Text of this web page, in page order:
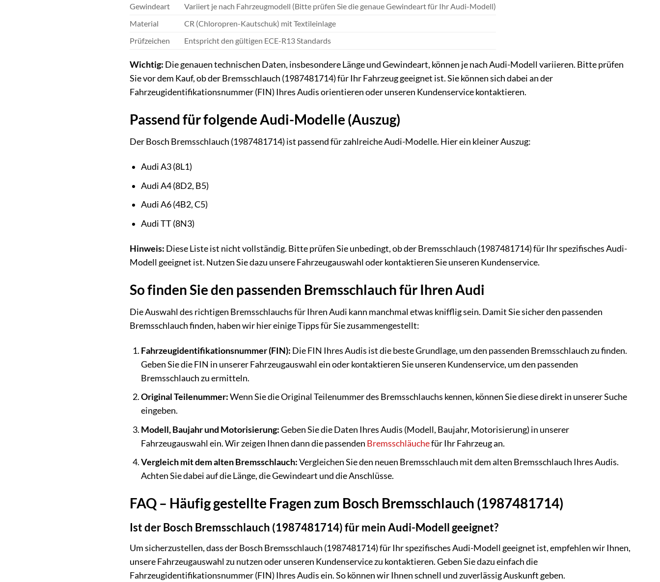
Gewindeart
Variiert je nach Fahrzeugmodell (Bitte prüfen Sie die genaue Gewindeart für Ihr Audi-Modell)
Material
CR (Chloropren-Kautschuk) mit Textileinlage
Prüfzeichen
Entspricht den gültigen ECE-R13 Standards
Wichtig: Die genauen technischen Daten, insbesondere Länge und Gewindeart, können je nach Audi-Modell variieren. Bitte prüfen
Sie vor dem Kauf, ob der Bremsschlauch (1987481714) für Ihr Fahrzeug geeignet ist. Sie können sich dabei an der
Fahrzeugidentifikationsnummer (FIN) Ihres Audis orientieren oder unseren Kundenservice kontaktieren.
Passend für folgende Audi-Modelle (Auszug)
Der Bosch Bremsschlauch (1987481714) ist passend für zahlreiche Audi-Modelle. Hier ein kleiner Auszug:
Audi A3 (8L1)
Audi A4 (8D2, B5)
Audi A6 (4B2, C5)
Audi TT (8N3)
Hinweis: Diese Liste ist nicht vollständig. Bitte prüfen Sie unbedingt, ob der Bremsschlauch (1987481714) für Ihr spezifisches Audi-
Modell geeignet ist. Nutzen Sie dazu unsere Fahrzeugauswahl oder kontaktieren Sie unseren Kundenservice.
So finden Sie den passenden Bremsschlauch für Ihren Audi
Die Auswahl des richtigen Bremsschlauchs für Ihren Audi kann manchmal etwas knifflig sein. Damit Sie sicher den passenden
Bremsschlauch finden, haben wir hier einige Tipps für Sie zusammengestellt:
Fahrzeugidentifikationsnummer (FIN): Die FIN Ihres Audis ist die beste Grundlage, um den passenden Bremsschlauch zu finden.
Geben Sie die FIN in unserer Fahrzeugauswahl ein oder kontaktieren Sie unseren Kundenservice, um den passenden
Bremsschlauch zu ermitteln.
Original Teilenummer:Wenn Sie die Original Teilenummer des Bremsschlauchs kennen, können Sie diese direkt in unserer Suche
eingeben.
Modell, Baujahr und Motorisierung:Geben Sie die Daten Ihres Audis (Modell, Baujahr, Motorisierung) in unserer
Fahrzeugauswahl ein. Wir zeigen Ihnen dann die passenden Bremsschläuchefür Ihr Fahrzeug an.
Vergleich mit dem alten Bremsschlauch:Vergleichen Sie den neuen Bremsschlauch mit dem alten Bremsschlauch Ihres Audis.
Achten Sie dabei auf die Länge, die Gewindeart und die Anschlüsse.
FAQ – Häufig gestellte Fragen zum Bosch Bremsschlauch (1987481714)
Ist der Bosch Bremsschlauch (1987481714) für mein Audi-Modell geeignet?
Um sicherzustellen, dass der Bosch Bremsschlauch (1987481714) für Ihr spezifisches Audi-Modell geeignet ist, empfehlen wir Ihnen,
unsere Fahrzeugauswahl zu nutzen oder unseren Kundenservice zu kontaktieren. Geben Sie dazu einfach die
Fahrzeugidentifikationsnummer (FIN) Ihres Audis ein. So können wir Ihnen schnell und zuverlässig Auskunft geben.